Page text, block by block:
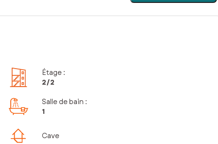
Étage :
2/2
Salle de bain :
1
Cave